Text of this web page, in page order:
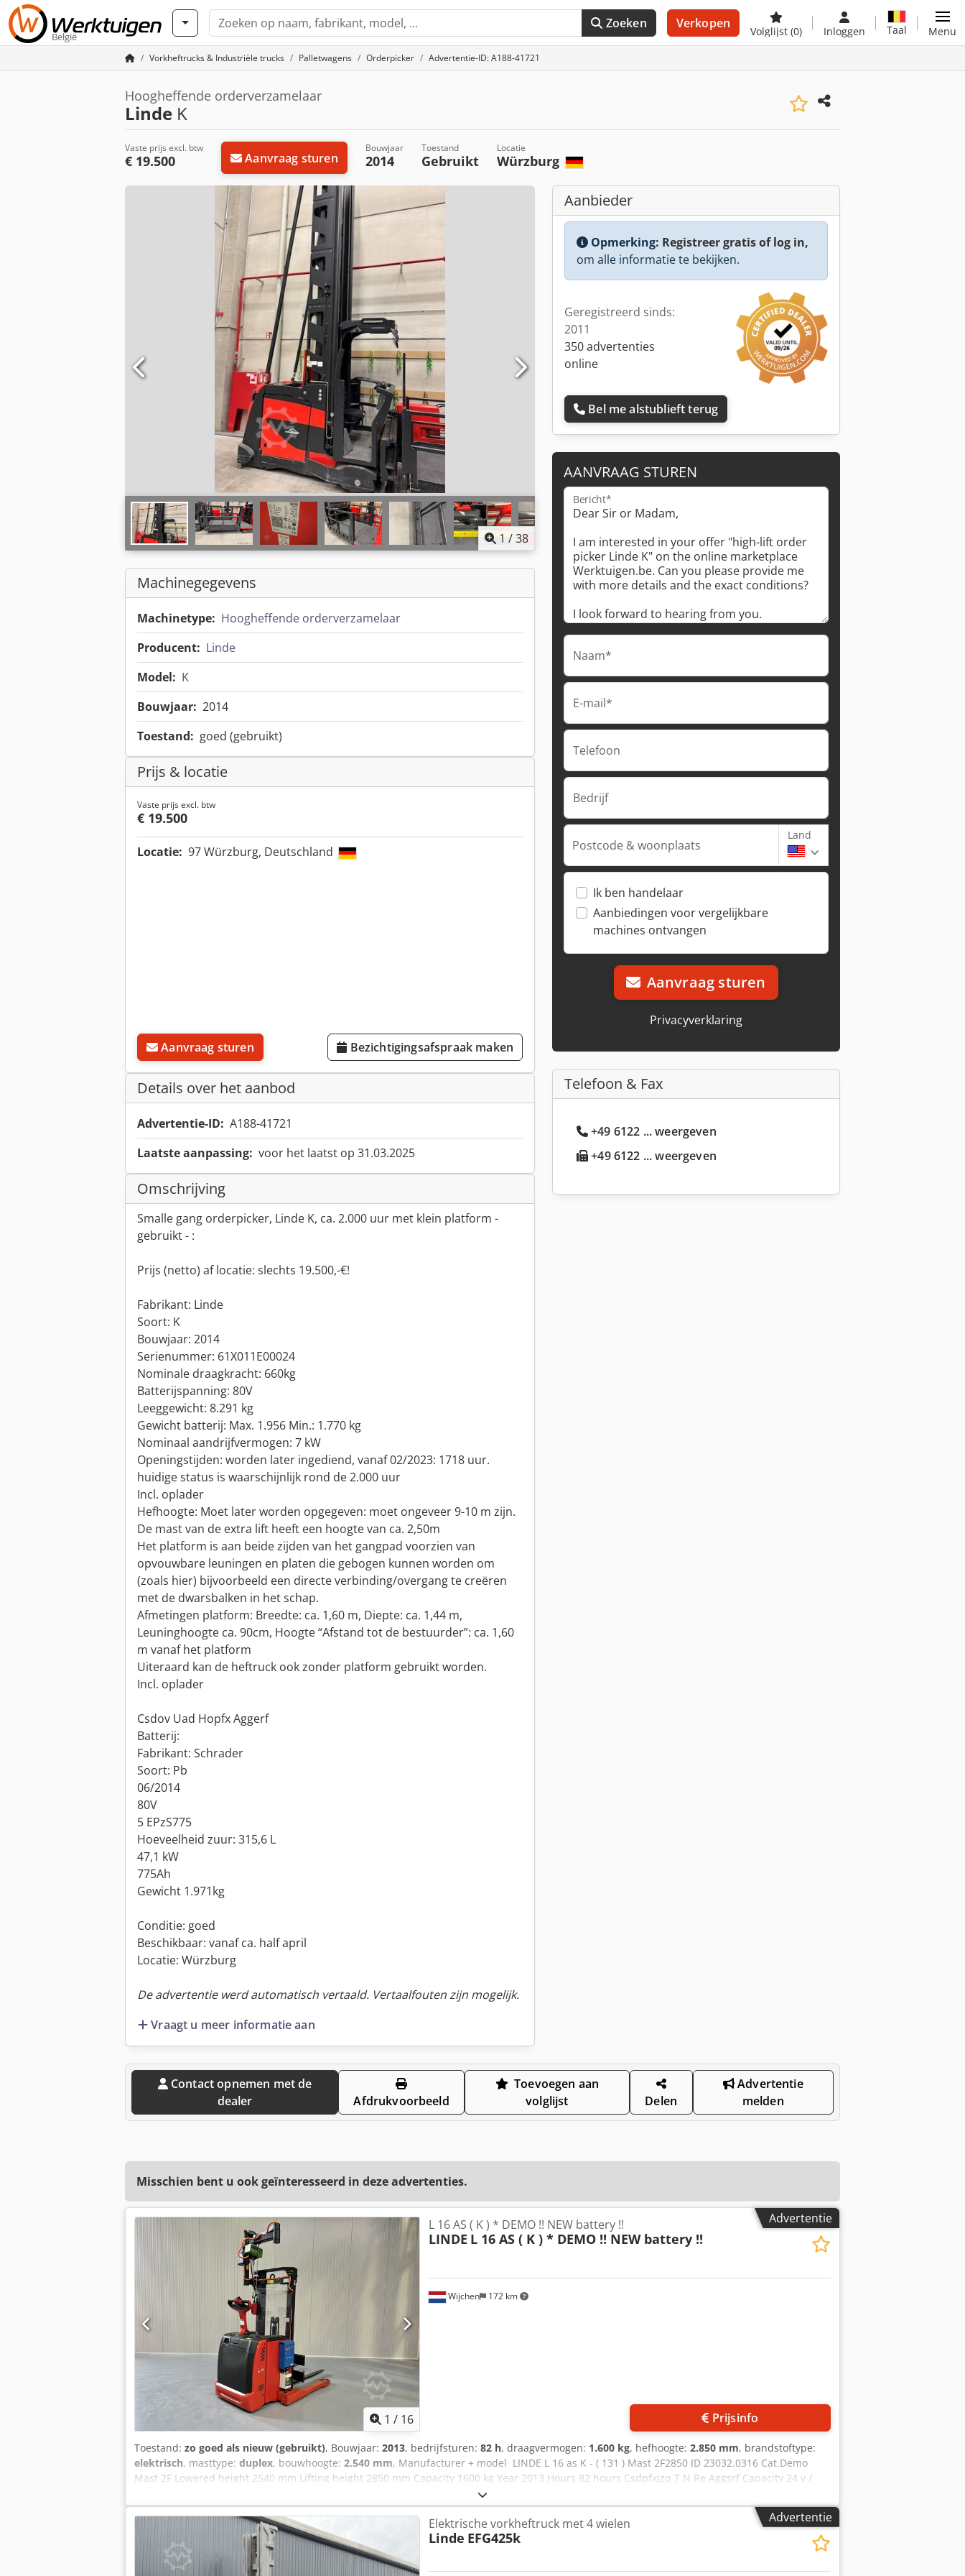
België
Zoeken Verkopen
Volglijst (0) Inloggen Taal Menu
Vorkheftrucks & Industriële trucks Palletwagens Orderpicker Advertentie-ID: A188-41721
Hoogheffende orderverzamelaar
Linde K
Vaste prijs excl. btw
€ 19.500 Aanvraag sturen
Bouwjaar
2014
Toestand
Gebruikt
Locatie
Würzburg
1 /38
Machinegegevens
Machinetype: Hoogheffende orderverzamelaar
Producent: Linde
Model: K
Bouwjaar: 2014
Toestand: goed (gebruikt)
Prijs & locatie
Vaste prijs excl. btw
€ 19.500
Locatie: 97 Würzburg, Deutschland
Aanvraag sturen Bezichtigingsafspraak maken
Details over het aanbod
Advertentie-ID: A188-41721
Laatste aanpassing: voor het laatst op 31.03.2025
Omschrijving
Smalle gang orderpicker, Linde K, ca. 2.000 uur met klein platform -
gebruikt - :
Prijs (netto) af locatie: slechts 19.500,-€!
Fabrikant: Linde
Soort: K
Bouwjaar: 2014
Serienummer: 61X011E00024
Nominale draagkracht: 660kg
Batterijspanning: 80V
Leeggewicht: 8.291 kg
Gewicht batterij: Max. 1.956 Min.: 1.770 kg
Nominaal aandrijfvermogen: 7 kW
Openingstijden: worden later ingediend, vanaf 02/2023: 1718 uur.
huidige status is waarschijnlijk rond de 2.000 uur
Incl. oplader
Hefhoogte: Moet later worden opgegeven: moet ongeveer 9-10 m zijn.
De mast van de extra lift heeft een hoogte van ca. 2,50m
Het platform is aan beide zijden van het gangpad voorzien van
opvouwbare leuningen en platen die gebogen kunnen worden om
(zoals hier) bijvoorbeeld een directe verbinding/overgang te creëren
met de dwarsbalken in het schap.
Afmetingen platform: Breedte: ca. 1,60 m, Diepte: ca. 1,44 m,
Leuninghoogte ca. 90cm, Hoogte “Afstand tot de bestuurder”: ca. 1,60
m vanaf het platform
Uiteraard kan de heftruck ook zonder platform gebruikt worden.
Incl. oplader
Csdov Uad Hopfx Aggerf
Batterij:
Fabrikant: Schrader
Soort: Pb
06/2014
80V
5 EPzS775
Hoeveelheid zuur: 315,6 L
47,1 kW
775Ah
Gewicht 1.971kg
Conditie: goed
Beschikbaar: vanaf ca. half april
Locatie: Würzburg
De advertentie werd automatisch vertaald. Vertaalfouten zijn mogelijk.
Vraagt u meer informatie aan
Aanbieder
Opmerking: Registreer gratis of log in,
om alle informatie te bekijken.
Geregistreerd sinds:
2011
350 advertenties
online
Bel me alstublieft terug
AANVRAAG STUREN
Bericht*
Naam*
E-mail*
Telefoon
Bedrijf
Postcode & woonplaats
Land
Ik ben handelaar
Aanbiedingen voor vergelijkbare
machines ontvangen
Aanvraag sturen
Privacyverklaring
Telefoon & Fax
+49 6122 ... weergeven
+49 6122 ... weergeven
Contact opnemen met de
dealer
Afdrukvoorbeeld
Toevoegen aan
volglijst
Delen
Advertentie
melden
Misschien bent u ook geïnteresseerd in deze advertenties.
Advertentie
1 / 16
Wijchen 172 km
L 16 AS ( K ) * DEMO !! NEW battery !!
LINDE L 16 AS ( K ) * DEMO !! NEW battery !!
Prijsinfo
Toestand: zo goed als nieuw (gebruikt), Bouwjaar: 2013, bedrijfsturen: 82 h, draagvermogen: 1.600 kg, hefhoogte: 2.850 mm, brandstoftype:
elektrisch, masttype: duplex, bouwhoogte: 2.540 mm, Manufacturer + model LINDE L 16 as K - ( 131 ) Mast 2F2850 ID 23032.0316 Cat.Demo
Mast 2F Lowered height 2540 mm Lifting height 2850 mm Capacity 1600 kg Year 2013 Hours 82 hours Csdpfxjzq T N Re Aggsrf Capacity 24 v /
375 ah - NEW - Bj 2025 OptionsZEER uniek !!BREEDSPOOR met elec kettingtakel ( Bj 2015 ) Merk = SEITH Type 05/31 - H.V. = 125 kg !!- Full Free Lift
mast - PROPORTIONELE hef & daal ventielen - met VRIJDRAGENDE verstelbare heftruck lepels - GESCHIKT voor alle soorten pallets - tevens
voorzien van VERSTELBARE steunpotenPOWERSTEERINGComplete LIKE NEW !!!
Advertentie
Elektrische vorkheftruck met 4 wielen
Linde EFG425k